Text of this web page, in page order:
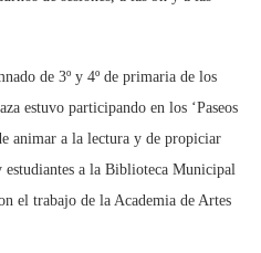
de 3º y 4º de primaria de los
estuvo participando en los ‘Paseos
animar a la lectura y de propiciar
estudiantes a la Biblioteca Municipal
el trabajo de la Academia de Artes